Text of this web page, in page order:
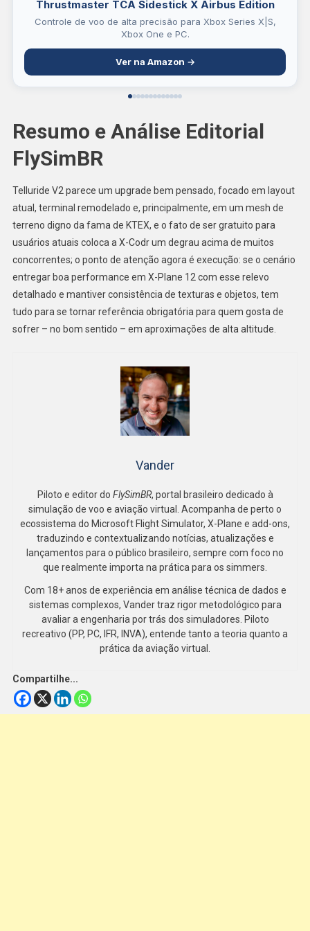
Thrustmaster TCA Sidestick X Airbus Edition
Controle de voo de alta precisão para Xbox Series X|S,
Xbox One e PC.
Ver na Amazon →
Resumo e Análise Editorial
FlySimBR
Telluride V2 parece um upgrade bem pensado, focado em layout
atual, terminal remodelado e, principalmente, em um mesh de
terreno digno da fama de KTEX, e o fato de ser gratuito para
usuários atuais coloca a X-Codr um degrau acima de muitos
concorrentes; o ponto de atenção agora é execução: se o cenário
entregar boa performance em X-Plane 12 com esse relevo
detalhado e mantiver consistência de texturas e objetos, tem
tudo para se tornar referência obrigatória para quem gosta de
sofrer – no bom sentido – em aproximações de alta altitude.
Vander
Piloto e editor do FlySimBR, portal brasileiro dedicado à
simulação de voo e aviação virtual. Acompanha de perto o
ecossistema do Microsoft Flight Simulator, X-Plane e add-ons,
traduzindo e contextualizando notícias, atualizações e
lançamentos para o público brasileiro, sempre com foco no
que realmente importa na prática para os simmers.
Com 18+ anos de experiência em análise técnica de dados e
sistemas complexos, Vander traz rigor metodológico para
avaliar a engenharia por trás dos simuladores. Piloto
recreativo (PP, PC, IFR, INVA), entende tanto a teoria quanto a
prática da aviação virtual.
Compartilhe...